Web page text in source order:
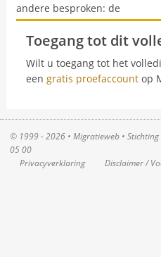
andere besproken: de
Toegang tot dit
Wilt u toegang tot het
een gratis proefaccountop
© 1999 - 2026 • Migratieweb •
05 00
Privacyverklaring
Disclaimer /